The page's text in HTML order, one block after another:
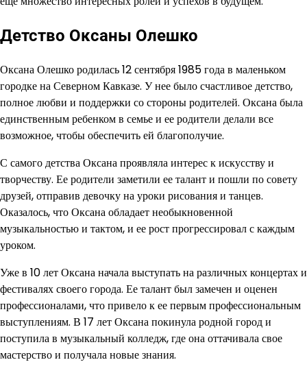
Детство Оксаны Олешко
Оксана Олешко родилась 12 сентября 1985 года в маленьком
городке на Северном Кавказе. У нее было счастливое детство,
полное любви и поддержки со стороны родителей. Оксана была
единственным ребенком в семье и ее родители делали все
возможное, чтобы обеспечить ей благополучие.
С самого детства Оксана проявляла интерес к искусству и
творчеству. Ее родители заметили ее талант и пошли по совету
друзей, отправив девочку на уроки рисования и танцев.
Оказалось, что Оксана обладает необыкновенной
музыкальностью и тактом, и ее рост прогрессировал с каждым
уроком.
Уже в 10 лет Оксана начала выступать на различных концертах и
фестивалях своего города. Ее талант был замечен и оценен
профессионалами, что привело к ее первым профессиональным
выступлениям. В 17 лет Оксана покинула родной город и
поступила в музыкальный колледж, где она оттачивала свое
мастерство и получала новые знания.